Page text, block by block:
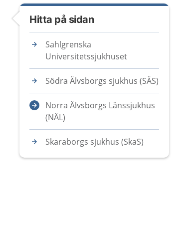
Hitta på sidan
Sahlgrenska
Universitetssjukhuset
Södra Älvsborgs sjukhus (SÄS)
Norra Älvsborgs Länssjukhus
(NÄL)
Skaraborgs sjukhus (SkaS)